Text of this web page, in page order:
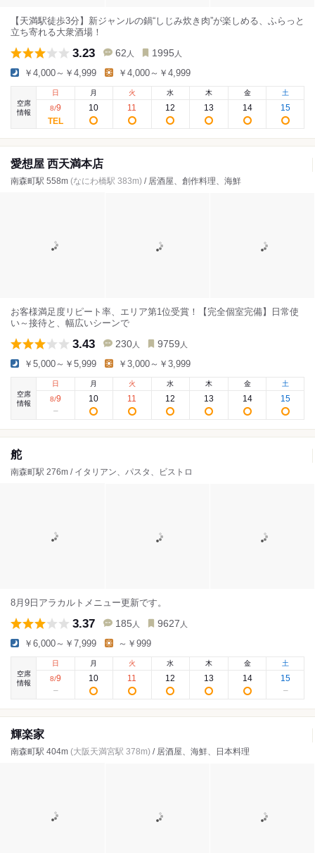
【天満駅徒歩3分】新ジャンルの鍋“しじみ炊き肉”が楽しめる、ふらっと
立ち寄れる大衆酒場！
3.23 62 人 1995 人
￥4,000～￥4,999 ￥4,000～￥4,999
空席
情報
日
8/9
月
10
火
11
水
12
木
13
金
14
土
15
愛想屋 西天満本店
南森町駅 558m (なにわ橋駅 383m) / 居酒屋、創作料理、海鮮
お客様満足度リピート率、エリア第1位受賞！【完全個室完備】日常使
い～接待と、幅広いシーンで
3.43 230 人 9759 人
￥5,000～￥5,999 ￥3,000～￥3,999
空席
情報
日
8/9
月
10
火
11
水
12
木
13
金
14
土
15
舵
南森町駅 276m / イタリアン、パスタ、ビストロ
8月9日アラカルトメニュー更新です。
3.37 185 人 9627 人
￥6,000～￥7,999 ～￥999
空席
情報
日
8/9
月
10
火
11
水
12
木
13
金
14
土
15
輝楽家
南森町駅 404m (大阪天満宮駅 378m) / 居酒屋、海鮮、日本料理